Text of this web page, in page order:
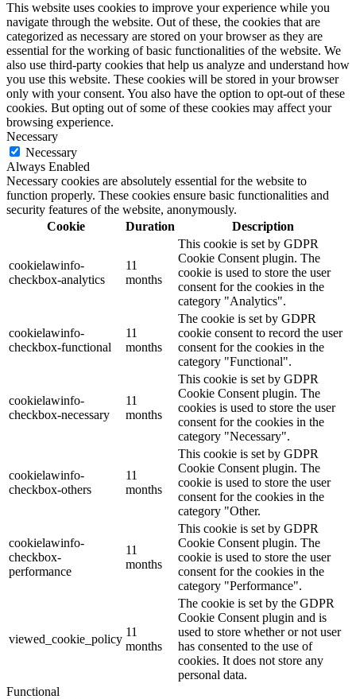
This website uses cookies to improve your experience while you
navigate through the website. Out of these, the cookies that are
categorized as necessary are stored on your browser as they are
essential for the working of basic functionalities of the website. We
also use third-party cookies that help us analyze and understand how
you use this website. These cookies will be stored in your browser
only with your consent. You also have the option to opt-out of these
cookies. But opting out of some of these cookies may affect your
browsing experience.
Necessary
Necessary
Always Enabled
Necessary cookies are absolutely essential for the website to
function properly. These cookies ensure basic functionalities and
security features of the website, anonymously.
Cookie
Duration Description
cookielawinfo-
checkbox-analytics
11
months
This cookie is set by GDPR
Cookie Consent plugin. The
cookie is used to store the user
consent for the cookies in the
category "Analytics".
cookielawinfo-
checkbox-functional
11
months
The cookie is set by GDPR
cookie consent to record the user
consent for the cookies in the
category "Functional".
cookielawinfo-
checkbox-necessary
11
months
This cookie is set by GDPR
Cookie Consent plugin. The
cookies is used to store the user
consent for the cookies in the
category "Necessary".
cookielawinfo-
checkbox-others
11
months
This cookie is set by GDPR
Cookie Consent plugin. The
cookie is used to store the user
consent for the cookies in the
category "Other.
cookielawinfo-
checkbox-
performance
11
months
This cookie is set by GDPR
Cookie Consent plugin. The
cookie is used to store the user
consent for the cookies in the
category "Performance".
viewed_cookie_policy
11
months
The cookie is set by the GDPR
Cookie Consent plugin and is
used to store whether or not user
has consented to the use of
cookies. It does not store any
personal data.
Functional